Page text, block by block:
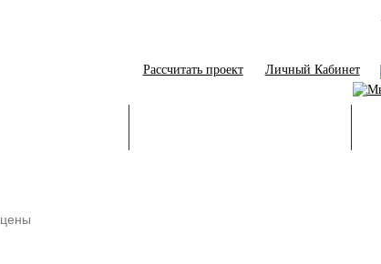
Рассчитать проект
Личный Кабинет